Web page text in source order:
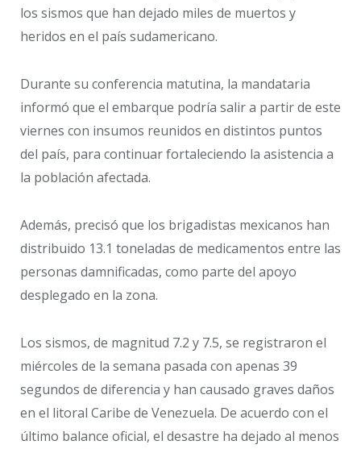
los sismos que han dejado miles de muertos y
heridos en el país sudamericano.
Durante su conferencia matutina, la mandataria
informó que el embarque podría salir a partir de este
viernes con insumos reunidos en distintos puntos
del país, para continuar fortaleciendo la asistencia a
la población afectada.
Además, precisó que los brigadistas mexicanos han
distribuido 13.1 toneladas de medicamentos entre las
personas damnificadas, como parte del apoyo
desplegado en la zona.
Los sismos, de magnitud 7.2 y 7.5, se registraron el
miércoles de la semana pasada con apenas 39
segundos de diferencia y han causado graves daños
en el litoral Caribe de Venezuela. De acuerdo con el
último balance oficial, el desastre ha dejado al menos